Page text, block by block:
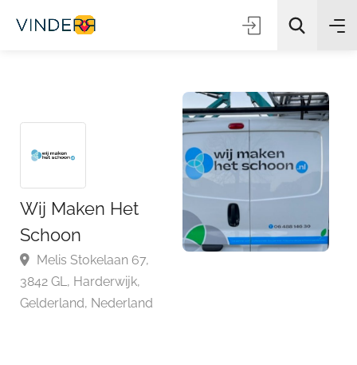
Zoeken
Wij Maken Het
Schoon
Melis Stokelaan 67,
3842 GL, Harderwijk,